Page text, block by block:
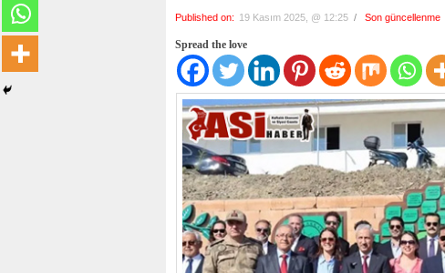
Published on: 19 Kasım 2025, @ 12:25 / Son güncellenme
Spread the love